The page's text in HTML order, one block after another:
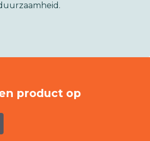
product op